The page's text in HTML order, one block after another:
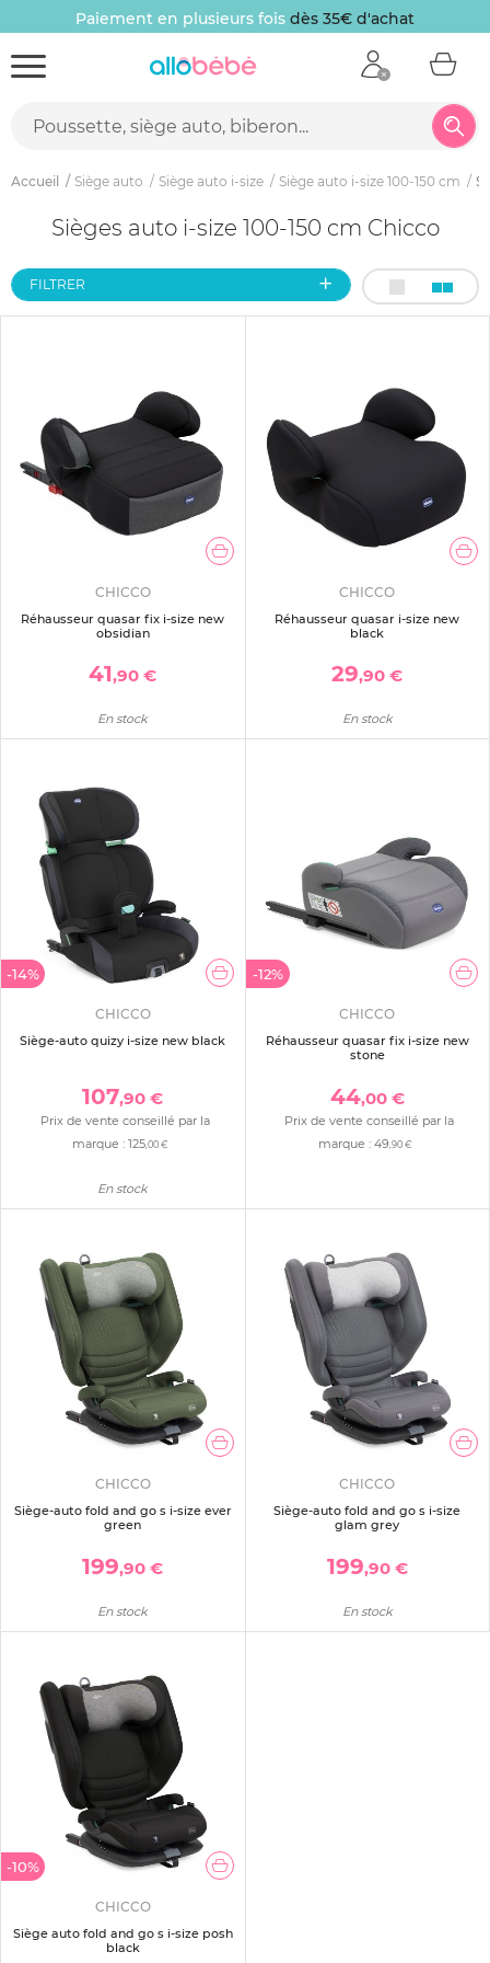
Paiement en plusieurs fois dès 35€ d'achat
Accueil Siège auto Siège auto i-size Siège auto i-size 100-150 cm
Sièges auto i-size 100-150 cm Chicco
FILTRER
CHICCO
Réhausseur quasar fix i-size new
obsidian
41,90 €
En stock
CHICCO
Réhausseur quasar i-size new
black
29,90 €
En stock
-14%
CHICCO
Siège-auto quizy i-size new black
107,90 €
Prix de vente conseillé par la
marque :125 ,00 €
En stock
-12%
CHICCO
Réhausseur quasar fix i-size new
stone
44,00 €
Prix de vente conseillé par la
marque : 49 ,90 €
CHICCO
Siège-auto fold and go s i-size ever
green
199,90 €
En stock
CHICCO
Siège-auto fold and go s i-size
glam grey
199,90 €
En stock
-10%
CHICCO
Siège auto fold and go s i-size posh
black